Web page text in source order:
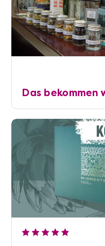
Das bekommen